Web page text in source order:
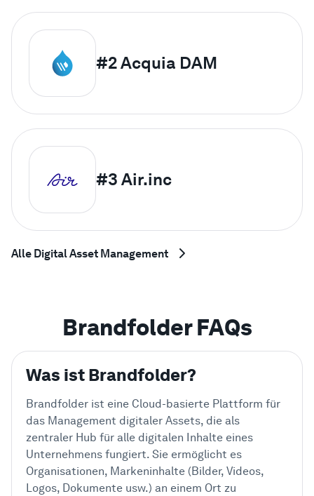
#2Acquia DAM
#3 Air.inc
Alle Digital Asset Management
Brandfolder FAQs
Was ist Brandfolder?
Brandfolder ist eine Cloud-basierte Plattform für
das Management digitaler Assets, die als
zentraler Hub für alle digitalen Inhalte eines
Unternehmens fungiert. Sie ermöglicht es
Organisationen, Markeninhalte (Bilder, Videos,
Logos, Dokumente usw.) an einem Ort zu